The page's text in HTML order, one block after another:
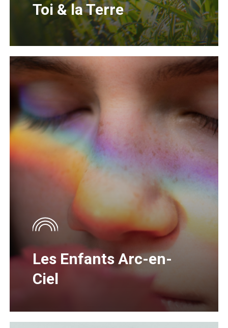
Toi & la Terre
Les Enfants Arc-en-
Ciel